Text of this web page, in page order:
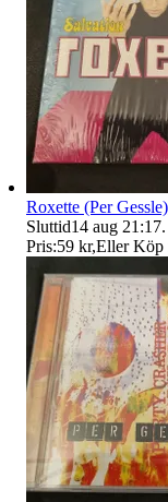
Roxette (Per
Sluttid14 aug 21:17.
Pris:59 kr,Eller Köp